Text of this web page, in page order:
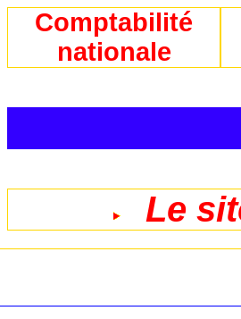
Comptabilité
nationale
Le